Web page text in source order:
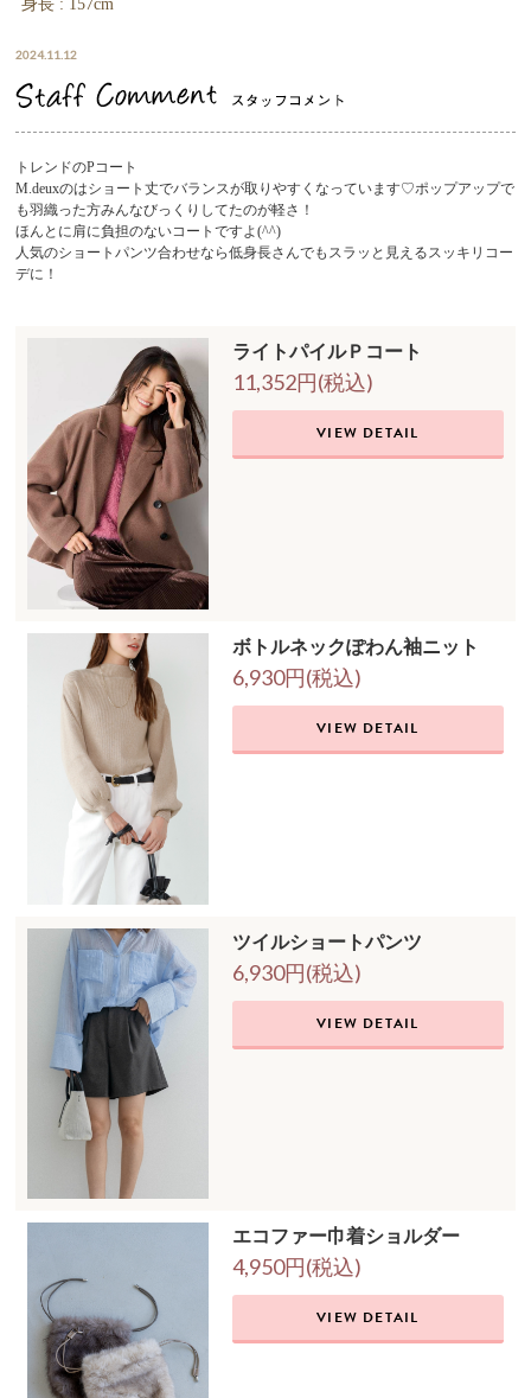
身長 : 157cm
2024.11.12
トレンドのPコート
M.deuxのはショート丈でバランスが取りやすくなっています♡ポップアップで
も羽織った方みんなびっくりしてたのが軽さ！
ほんとに肩に負担のないコートですよ(^^)
人気のショートパンツ合わせなら低身長さんでもスラッと見えるスッキリコー
デに！
ライトパイルＰコート
11,352円(税込)
VIEW DETAIL
ボトルネックぽわん袖ニット
6,930円(税込)
VIEW DETAIL
ツイルショートパンツ
6,930円(税込)
VIEW DETAIL
エコファー巾着ショルダー
4,950円(税込)
VIEW DETAIL